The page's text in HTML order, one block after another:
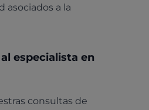
asociados a la
especialista en
consultas de